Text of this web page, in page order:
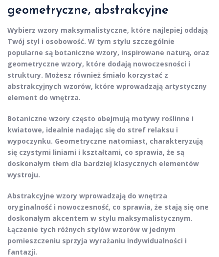
geometryczne, abstrakcyjne
Wybierz wzory maksymalistyczne, które najlepiej oddają
Twój styl i osobowość. W tym stylu szczególnie
popularne są botaniczne wzory, inspirowane naturą, oraz
geometryczne wzory, które dodają nowoczesności i
struktury. Możesz również śmiało korzystać z
abstrakcyjnych wzorów, które wprowadzają artystyczny
element do wnętrza.
Botaniczne wzory często obejmują motywy roślinne i
kwiatowe, idealnie nadając się do stref relaksu i
wypoczynku. Geometryczne natomiast, charakteryzują
się czystymi liniami i kształtami, co sprawia, że są
doskonałym tłem dla bardziej klasycznych elementów
wystroju.
Abstrakcyjne wzory wprowadzają do wnętrza
oryginalność i nowoczesność, co sprawia, że stają się one
doskonałym akcentem w stylu maksymalistycznym.
Łączenie tych różnych stylów wzorów w jednym
pomieszczeniu sprzyja wyrażaniu indywidualności i
fantazji.